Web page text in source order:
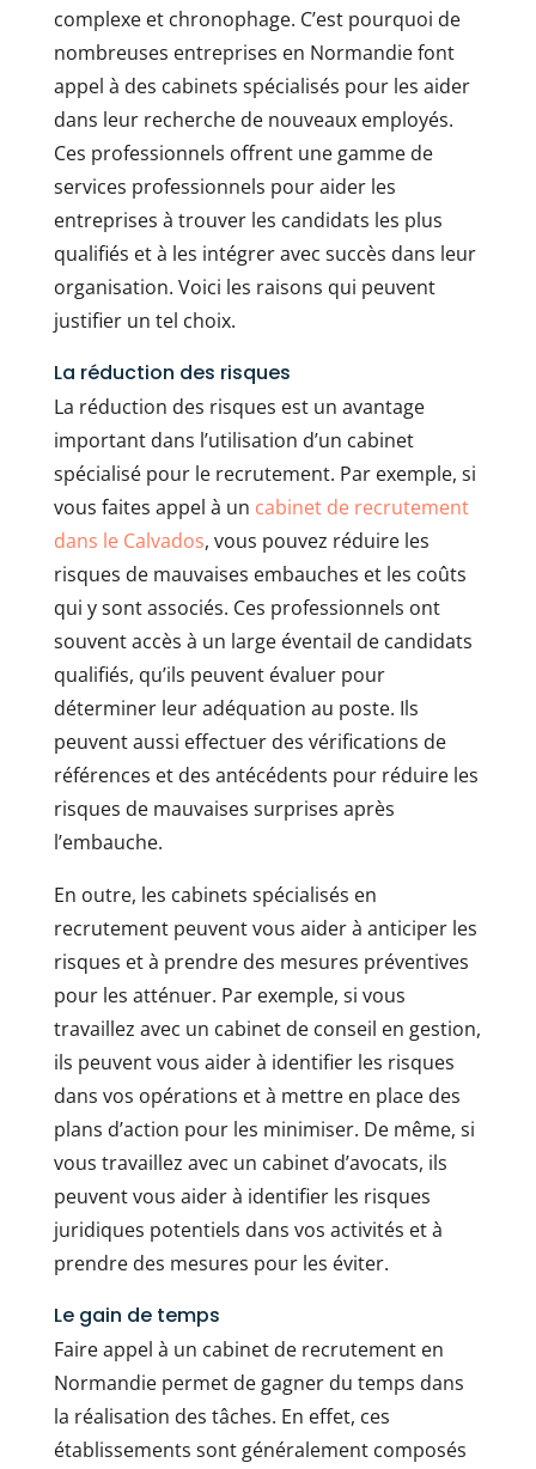
complexe et chronophage. C’est pourquoi de
nombreuses entreprises en Normandie font
appel à des cabinets spécialisés pour les aider
dans leur recherche de nouveaux employés.
Ces professionnels offrent une gamme de
services professionnels pour aider les
entreprises à trouver les candidats les plus
qualifiés et à les intégrer avec succès dans leur
organisation. Voici les raisons qui peuvent
justifier un tel choix.
La réduction des risques
La réduction des risques est un avantage
important dans l’utilisation d’un cabinet
spécialisé pour le recrutement. Par exemple, si
vous faites appel à un cabinet de recrutement
dans le Calvados, vous pouvez réduire les
risques de mauvaises embauches et les coûts
qui y sont associés. Ces professionnels ont
souvent accès à un large éventail de candidats
qualifiés, qu’ils peuvent évaluer pour
déterminer leur adéquation au poste. Ils
peuvent aussi effectuer des vérifications de
références et des antécédents pour réduire les
risques de mauvaises surprises après
l’embauche.
En outre, les cabinets spécialisés en
recrutement peuvent vous aider à anticiper les
risques et à prendre des mesures préventives
pour les atténuer. Par exemple, si vous
travaillez avec un cabinet de conseil en gestion,
ils peuvent vous aider à identifier les risques
dans vos opérations et à mettre en place des
plans d’action pour les minimiser. De même, si
vous travaillez avec un cabinet d’avocats, ils
peuvent vous aider à identifier les risques
juridiques potentiels dans vos activités et à
prendre des mesures pour les éviter.
Le gain de temps
Faire appel à un cabinet de recrutement en
Normandie permet de gagner du temps dans
la réalisation des tâches. En effet, ces
établissements sont généralement composés